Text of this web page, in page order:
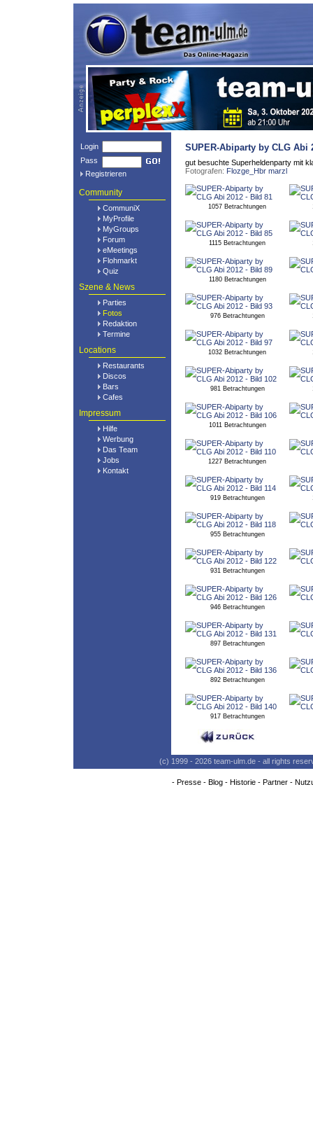
Login
Pass
Registrieren
Community
CommuniX
MyProfile
MyGroups
Forum
eMeetings
Flohmarkt
Quiz
Szene & News
Parties
Fotos
Redaktion
Termine
Locations
Restaurants
Discos
Bars
Cafes
Impressum
Hilfe
Werbung
Das Team
Jobs
Kontakt
SUPER-Abiparty by CLG Abi
gut besuchte Superheldenparty mit
Fotografen: Flozge_Hbr marzl
1057 Betrachtungen
1115 Betrachtungen
1180 Betrachtungen
976 Betrachtungen
1032 Betrachtungen
981 Betrachtungen
1011 Betrachtungen
1227 Betrachtungen
919 Betrachtungen
955 Betrachtungen
931 Betrachtungen
946 Betrachtungen
897 Betrachtungen
892 Betrachtungen
917 Betrachtungen
(c) 1999 - 2026 team-ulm.de - all rights
- Presse- Blog- Historie- Partner-